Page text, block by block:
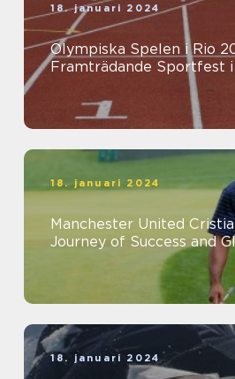
18. januari 2024
Olympiska Spelen i Rio
Framträdande Sportfest
18. januari 2024
Manchester United
Journey of Success and
18. januari 2024